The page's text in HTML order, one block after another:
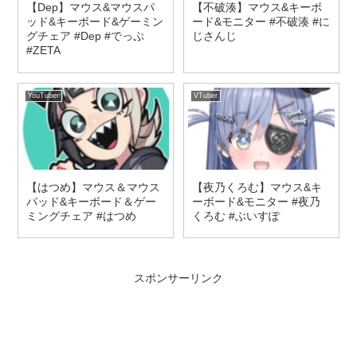
【Dep】マウス&マウスパ
ッド&キーボード&ゲーミン
グチェア #Dep #でっぷ
#ZETA
【不破湊】マウス&キーボ
ード&モニター #不破湊 #に
じさんじ
YouTuber
【はつめ】マウス＆マウス
パッド&キーボード＆ゲー
ミングチェア #はつめ
VTuber
【夜乃くろむ】マウス&キ
ーボード&モニター #夜乃
くろむ #ぶいすぽ
スポンサーリンク